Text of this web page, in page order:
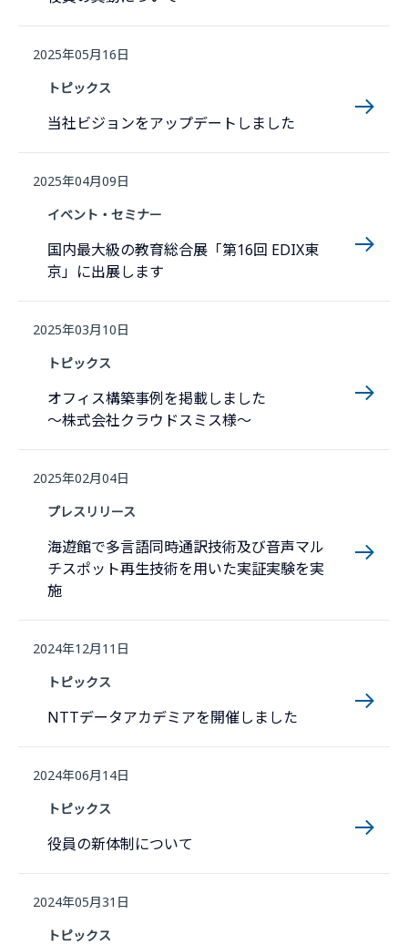
2025年05月16日
トピックス
当社ビジョンをアップデートしました
2025年04月09日
イベント・セミナー
国内最大級の教育総合展「第16回 EDIX東
京」に出展します
2025年03月10日
トピックス
オフィス構築事例を掲載しました
〜株式会社クラウドスミス様〜
2025年02月04日
プレスリリース
海遊館で多言語同時通訳技術及び音声マル
チスポット再生技術を用いた実証実験を実
施
2024年12月11日
トピックス
NTTデータアカデミアを開催しました
2024年06月14日
トピックス
役員の新体制について
2024年05月31日
トピックス